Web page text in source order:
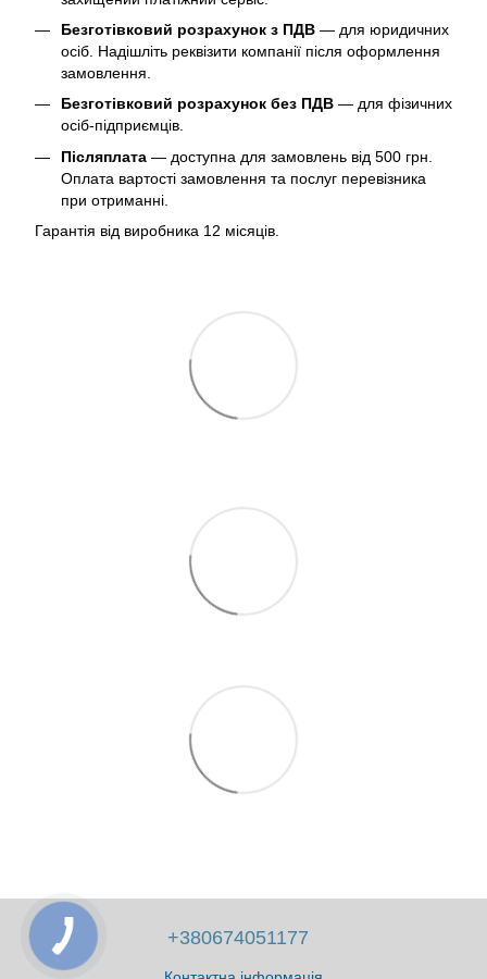
Безготівковий розрахунок з ПДВ — для юридичних
осіб. Надішліть реквізити компанії після оформлення
замовлення.
Безготівковий розрахунок без ПДВ — для фізичних
осіб-підприємців.
Післяплата — доступна для замовлень від 500 грн.
Оплата вартості замовлення та послуг перевізника
при отриманні.
Гарантія від виробника 12 місяців.
+380674051177